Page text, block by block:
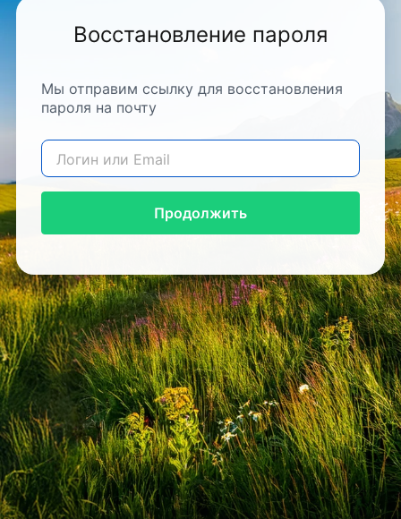
Восстановление пароля
Мы отправим ссылку для восстановления
пароля на почту
Продолжить